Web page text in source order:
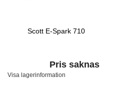
Scott E-Spark 710
Pris saknas
Visa lagerinformation